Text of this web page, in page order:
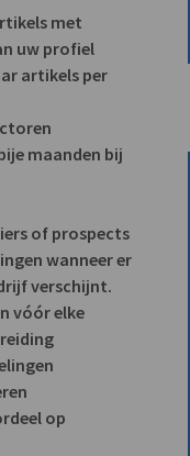
met
uw profiel
artikels per
maanden bij
of prospects
wanneer er
verschijnt.
vóór elke
op